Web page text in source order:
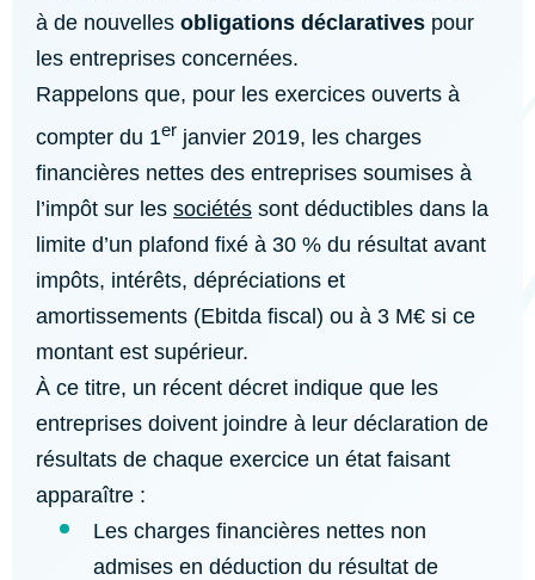
à de nouvelles obligations déclaratives pour
les entreprises concernées.
Rappelons que, pour les exercices ouverts à
compter du 1er janvier 2019, les charges
financières nettes des entreprises soumises à
l’impôt sur les sociétés sont déductibles dans la
limite d’un plafond fixé à 30 % du résultat avant
impôts, intérêts, dépréciations et
amortissements (Ebitda fiscal) ou à 3 M€ si ce
montant est supérieur.
À ce titre, un récent décret indique que les
entreprises doivent joindre à leur déclaration de
résultats de chaque exercice un état faisant
apparaître :
Les charges financières nettes non
admises en déduction du résultat de